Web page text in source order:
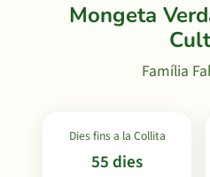
Mongeta
Família
Dies fins a la Collita
55 dies